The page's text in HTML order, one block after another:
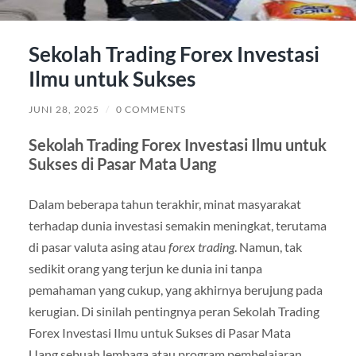
Sekolah Trading Forex Investasi
Ilmu untuk Sukses
JUNI 28, 2025 / 0 COMMENTS
Sekolah Trading Forex Investasi Ilmu untuk
Sukses di Pasar Mata Uang
Dalam beberapa tahun terakhir, minat masyarakat
terhadap dunia investasi semakin meningkat, terutama
di pasar valuta asing atau forex trading. Namun, tak
sedikit orang yang terjun ke dunia ini tanpa
pemahaman yang cukup, yang akhirnya berujung pada
kerugian. Di sinilah pentingnya peran Sekolah Trading
Forex Investasi Ilmu untuk Sukses di Pasar Mata